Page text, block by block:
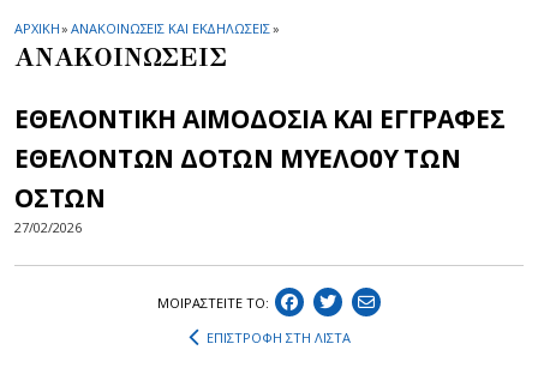
ΑΡΧΙΚΗ» ΑΝΑΚΟΙΝΩΣΕΙΣ ΚΑΙ ΕΚΔΗΛΩΣΕΙΣ»
ΑΝΑΚΟΙΝΩΣΕΙΣ
ΕΘΕΛΟΝΤΙΚΗ ΑΙΜΟΔΟΣΙΑ ΚΑΙ ΕΓΓΡΑΦΕΣ
ΕΘΕΛΟΝΤΩΝ ΔΟΤΩΝ ΜΥΕΛΟ0Υ ΤΩΝ
ΟΣΤΩΝ
27/02/2026
ΜΟΙΡΑΣΤEIΤΕ ΤΟ:
ΕΠΙΣΤΡΟΦΗ ΣΤΗ ΛΙΣΤΑ